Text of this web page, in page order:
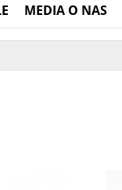
MEDIA O NAS